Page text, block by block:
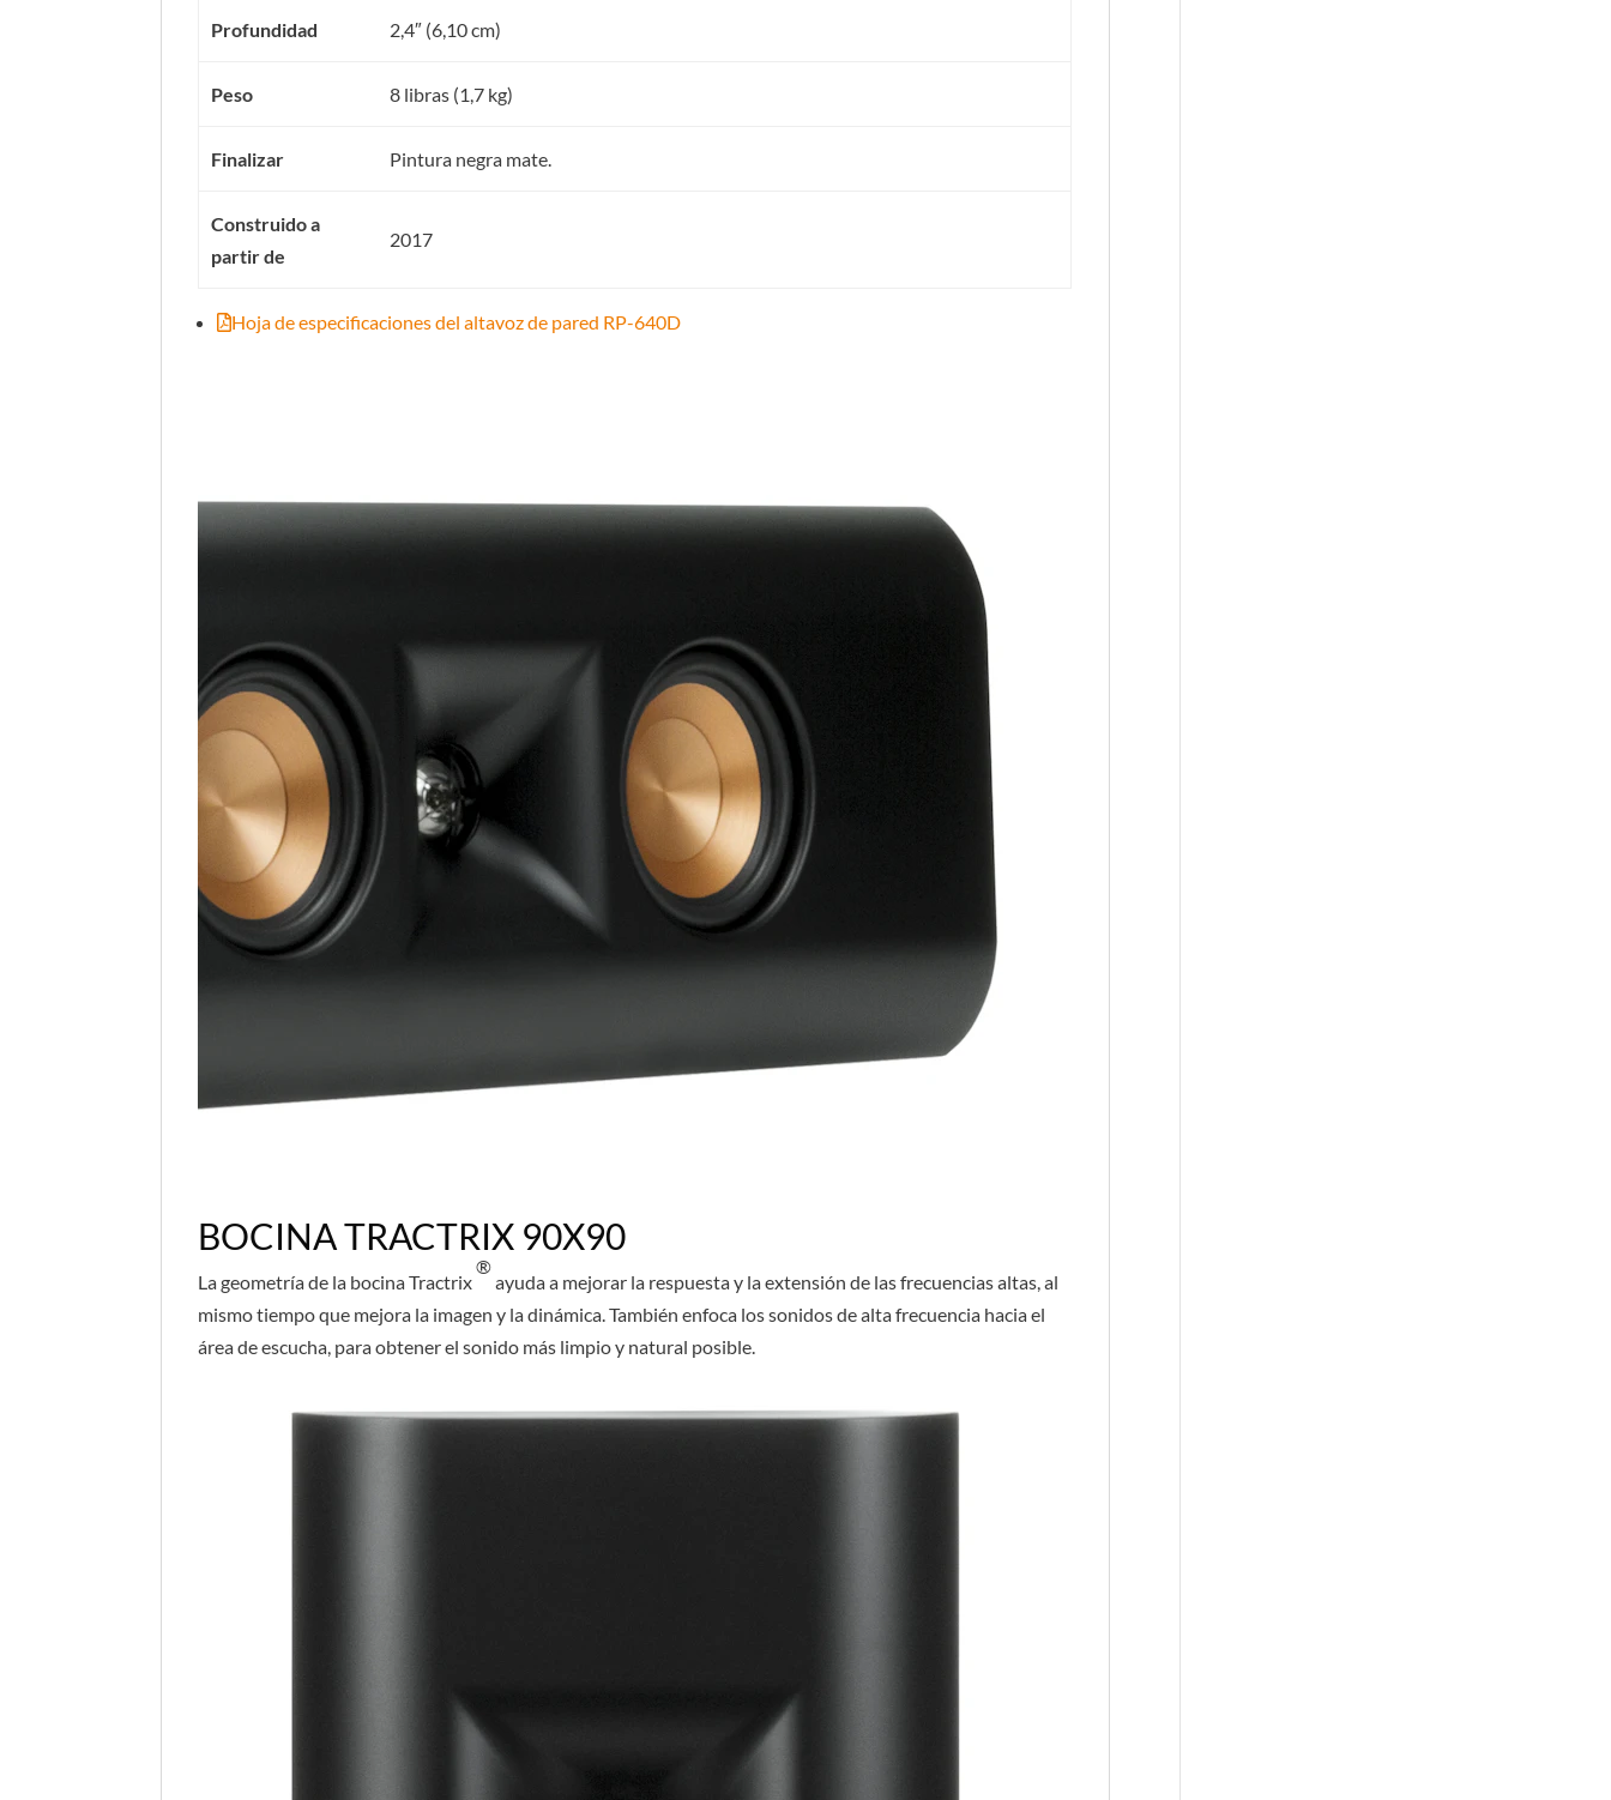
Profundidad 2,4″ (6,10 cm)
Peso 8 libras (1,7 kg)
Finalizar Pintura negra mate.
Construido a
partir de
2017
Hoja de especificaciones del altavoz de pared RP-640D
BOCINA TRACTRIX 90X90
La geometría de la bocina Tractrix
®
ayuda a mejorar la respuesta y la extensión de las frecuencias altas, al
mismo tiempo que mejora la imagen y la dinámica. También enfoca los sonidos de alta frecuencia hacia el
área de escucha, para obtener el sonido más limpio y natural posible.